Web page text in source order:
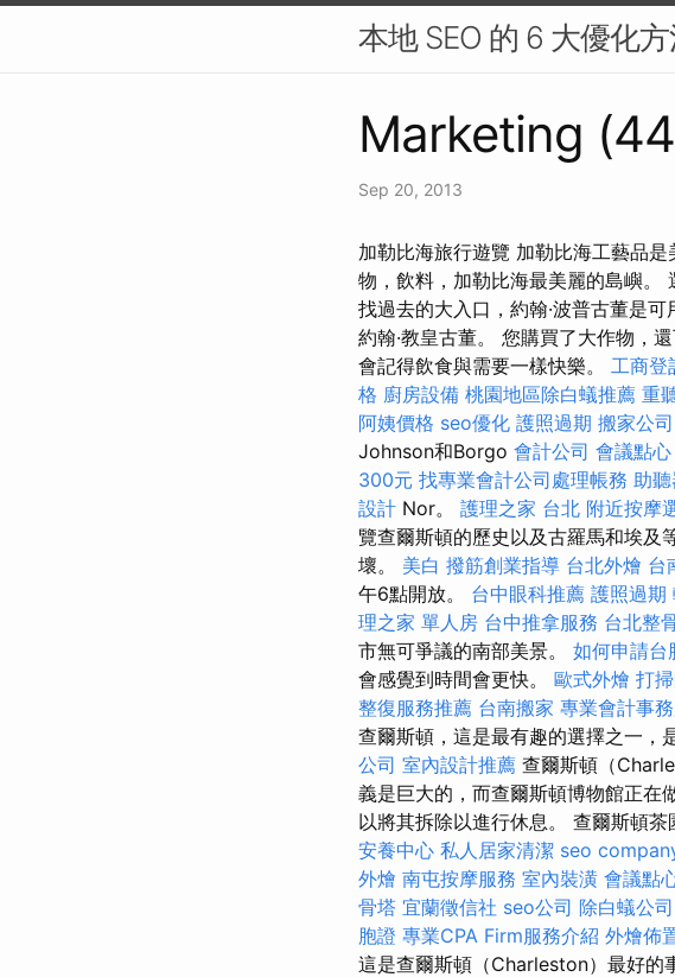
本地 SEO 的 6 大優化
Marketing
Sep 20, 2013
加勒比海旅行遊覽 加勒比海工藝品
物，飲料，加勒比海最美麗的島嶼。
找過去的大入口，約翰·波普古董是
約翰·教皇古董。 您購買了大作物，
會記得飲食與需要一樣快樂。 工商登
格 廚房設備 桃園地區除白蟻推薦 重
阿姨價格 seo優化 護照過期 搬家公
Johnson和Borgo 會計公司 會議點心
300元 找專業會計公司處理帳務 助
設計 Nor。 護理之家 台北 附近按摩
覽查爾斯頓的歷史以及古羅馬和埃及
壞。 美白 撥筋創業指導 台北外燴 台
午6點開放。 台中眼科推薦 護照過期
理之家 單人房 台中推拿服務 台北整
市無可爭議的南部美景。 如何申請台
會感覺到時間會更快。 歐式外燴 打
整復服務推薦 台南搬家 專業會計事
查爾斯頓，這是最有趣的選擇之一，
公司 室內設計推薦 查爾斯頓（
義是巨大的，而查爾斯頓博物館正在
以將其拆除以進行休息。 查爾斯頓
安養中心 私人居家清潔 seo
外燴 南屯按摩服務 室內裝潢 會議點
骨塔 宜蘭徵信社 seo公司 除白蟻公司
胞證 專業CPA Firm服務介紹 外燴佈
這是查爾斯頓（Charleston）最好的